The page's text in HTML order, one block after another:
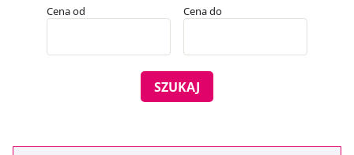
Cena od Cena do
SZUKAJ